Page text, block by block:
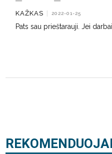
KAŽKAS | 2022-01-25
Pats sau prieštarauji. Jei